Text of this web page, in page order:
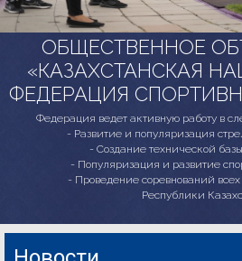
ОБЩЕСТВЕННОЕ
«КАЗАХСТАНСКАЯ
ФЕДЕРАЦИЯ
Федерация ведет активную работу в
- Развитие и популяризация
- Создание технической
- Популяризация и развитие
- Проведение соревнований всех
Республики